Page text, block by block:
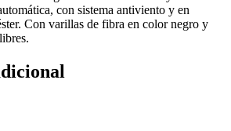
con sistema antiviento y en
Con varillas de fibra en color negro y